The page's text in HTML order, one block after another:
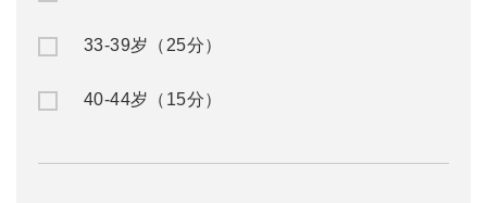
33-39岁（25分）
40-44岁（15分）